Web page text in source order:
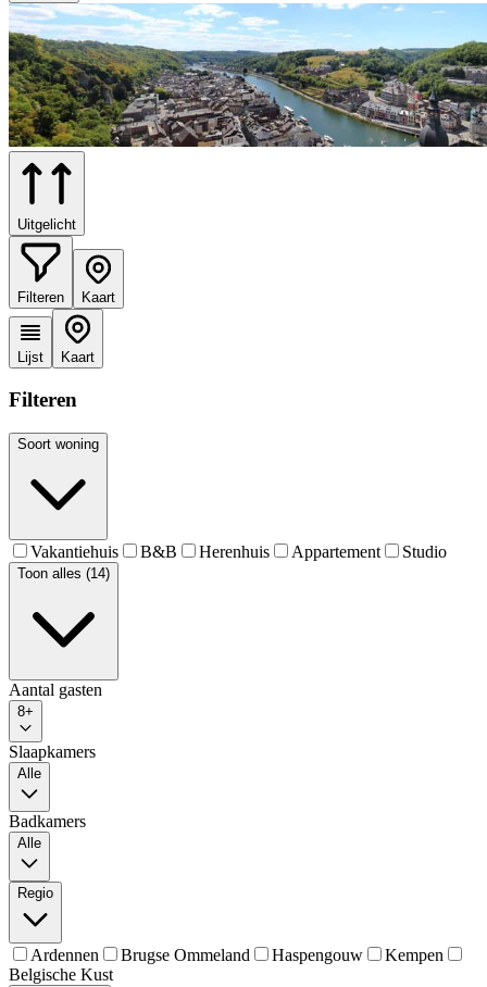
Uitgelicht
Filteren Kaart
Lijst Kaart
Filteren
Soort woning
Vakantiehuis B&B Herenhuis Appartement Studio
Toon alles (14)
Aantal gasten
8+
Slaapkamers
Alle
Badkamers
Alle
Regio
Ardennen Brugse Ommeland Haspengouw
Kempen
Belgische Kust